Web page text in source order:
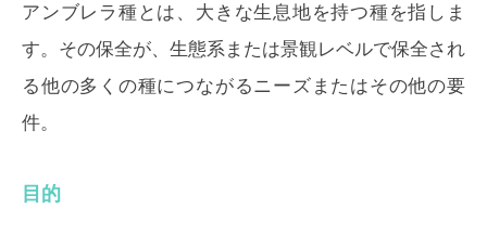
アンブレラ種とは、大きな生息地を持つ種を指しま
す。その保全が、生態系または景観レベルで保全され
る他の多くの種につながるニーズまたはその他の要
件。
目的